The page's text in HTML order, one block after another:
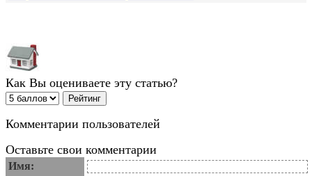
Как Вы оцениваете эту статью?
Комментарии пользователей
Оставьте свои комментарии
Имя: